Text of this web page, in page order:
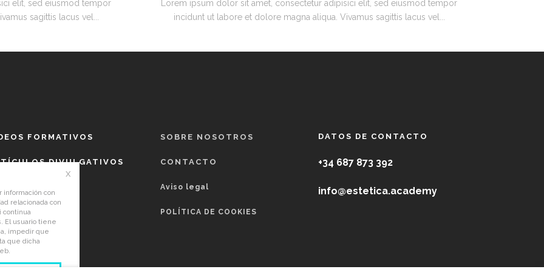
x
información con
relacionada con
continua
El usuario tiene
impedir que
que dicha
elit, sed eiusmod tempor
sagittis lacus vel...
Lorem ipsum dolor sit amet, consectetur adipisici elit, sed eiusmod tempor
incidunt ut labore et dolore magna aliqua. Vivamus sagittis lacus vel...
FORMATIVOS
DIVULGATIVOS
SOBRE NOSOTROS
CONTACTO
Aviso legal
POLÍTICA DE COOKIES
DATOS DE CONTACTO
+34 687 873 392
info@estetica.academy